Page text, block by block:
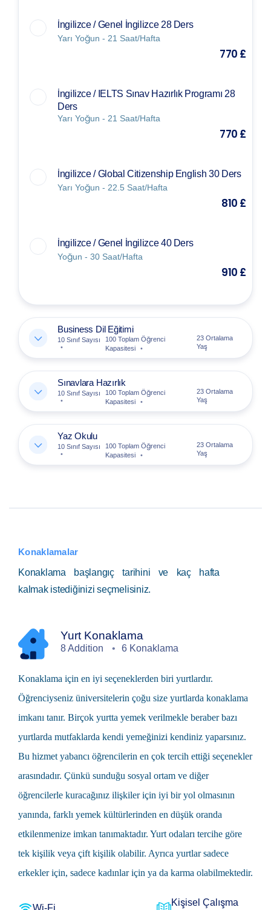
İngilizce / Genel İngilizce 28 Ders
Yarı Yoğun - 21 Saat/Hafta
770 £
İngilizce / IELTS Sınav Hazırlık Programı 28
Ders
Yarı Yoğun - 21 Saat/Hafta
770 £
İngilizce / Global Citizenship English 30 Ders
Yarı Yoğun - 22.5 Saat/Hafta
810 £
İngilizce / Genel İngilizce 40 Ders
Yoğun - 30 Saat/Hafta
910 £
Business Dil Eğitimi
10 Sınıf Sayısı
100 Toplam Öğrenci
Kapasitesi
23 Ortalama
Yaş
Sınavlara Hazırlık
10 Sınıf Sayısı
100 Toplam Öğrenci
Kapasitesi
23 Ortalama
Yaş
Yaz Okulu
10 Sınıf Sayısı
100 Toplam Öğrenci
Kapasitesi
23 Ortalama
Yaş
Konaklamalar
Konaklama başlangıç tarihini ve kaç hafta
kalmak istediğinizi seçmelisiniz.
Yurt Konaklama
8 Addition 6 Konaklama
Konaklama için en iyi seçeneklerden biri yurtlardır.
Öğrenciyseniz üniversitelerin çoğu size yurtlarda konaklama
imkanı tanır. Birçok yurtta yemek verilmekle beraber bazı
yurtlarda mutfaklarda kendi yemeğinizi kendiniz yaparsınız.
Bu hizmet yabancı öğrencilerin en çok tercih ettiği seçenekler
arasındadır. Çünkü sunduğu sosyal ortam ve diğer
öğrencilerle kuracağınız ilişkiler için iyi bir yol olmasının
yanında, farklı yemek kültürlerinden en düşük oranda
etkilenmenize imkan tanımaktadır. Yurt odaları tercihe göre
tek kişilik veya çift kişilik olabilir. Ayrıca yurtlar sadece
erkekler için, sadece kadınlar için ya da karma olabilmektedir.
Wi-Fi Kişisel Çalışma